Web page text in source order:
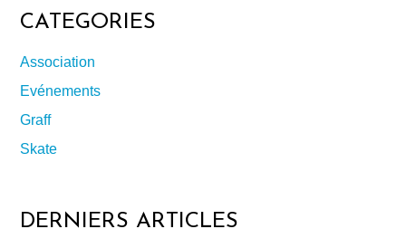
CATEGORIES
Association
Evénements
Graff
Skate
DERNIERS ARTICLES